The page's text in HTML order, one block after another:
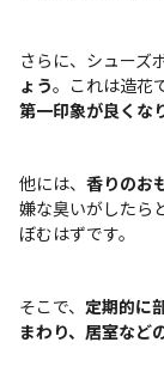
さらに、シューズ
ょう。これは造花
第一印象が良くな
他には、 香りのお
嫌な臭いがしたら
ぼむはずです。
そこで、 定期的に
まわり、居室など